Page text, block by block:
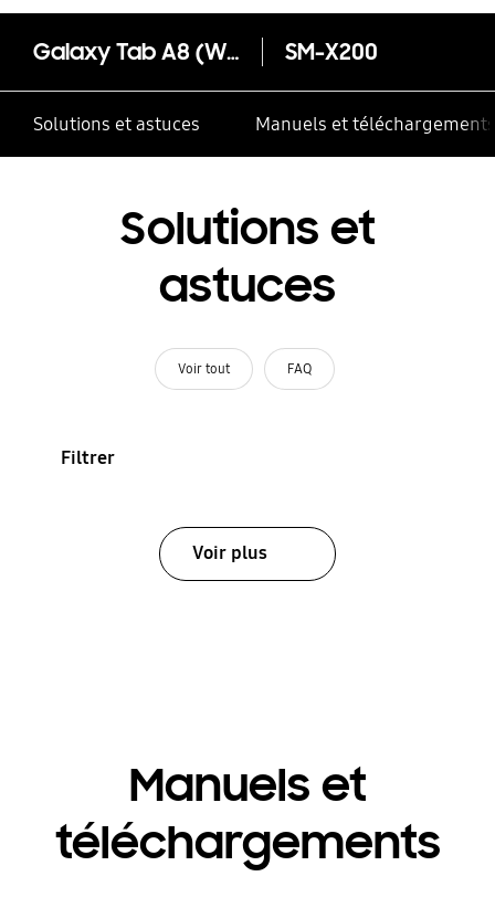
Galaxy Tab A8 (Wi-Fi) SM-X200
Solutions et astuces Manuels et téléchargements
Solutions et
astuces
Voir tout FAQ
Filtrer
Voir plus
Manuels et
téléchargements